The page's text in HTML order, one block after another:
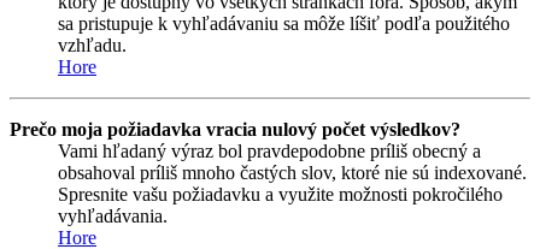
sa pristupuje k vyhľadávaniu sa môže líšiť podľa použitého
vzhľadu.
Hore
Prečo moja požiadavka vracia nulový počet výsledkov?
Vami hľadaný výraz bol pravdepodobne príliš obecný a
obsahoval príliš mnoho častých slov, ktoré nie sú indexované.
Spresnite vašu požiadavku a využite možnosti pokročilého
vyhľadávania.
Hore